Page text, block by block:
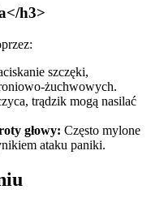
</h3>
szczęki,
żuchwowych.
trądzik mogą nasilać
głowy: Często mylone
ataku paniki.